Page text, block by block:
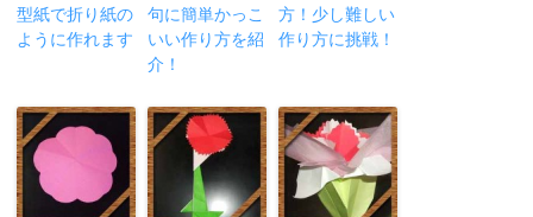
型紙で折り紙の
ように作れます
句に簡単かっこ
いい作り方を紹
介！
方！少し難しい
作り方に挑戦！